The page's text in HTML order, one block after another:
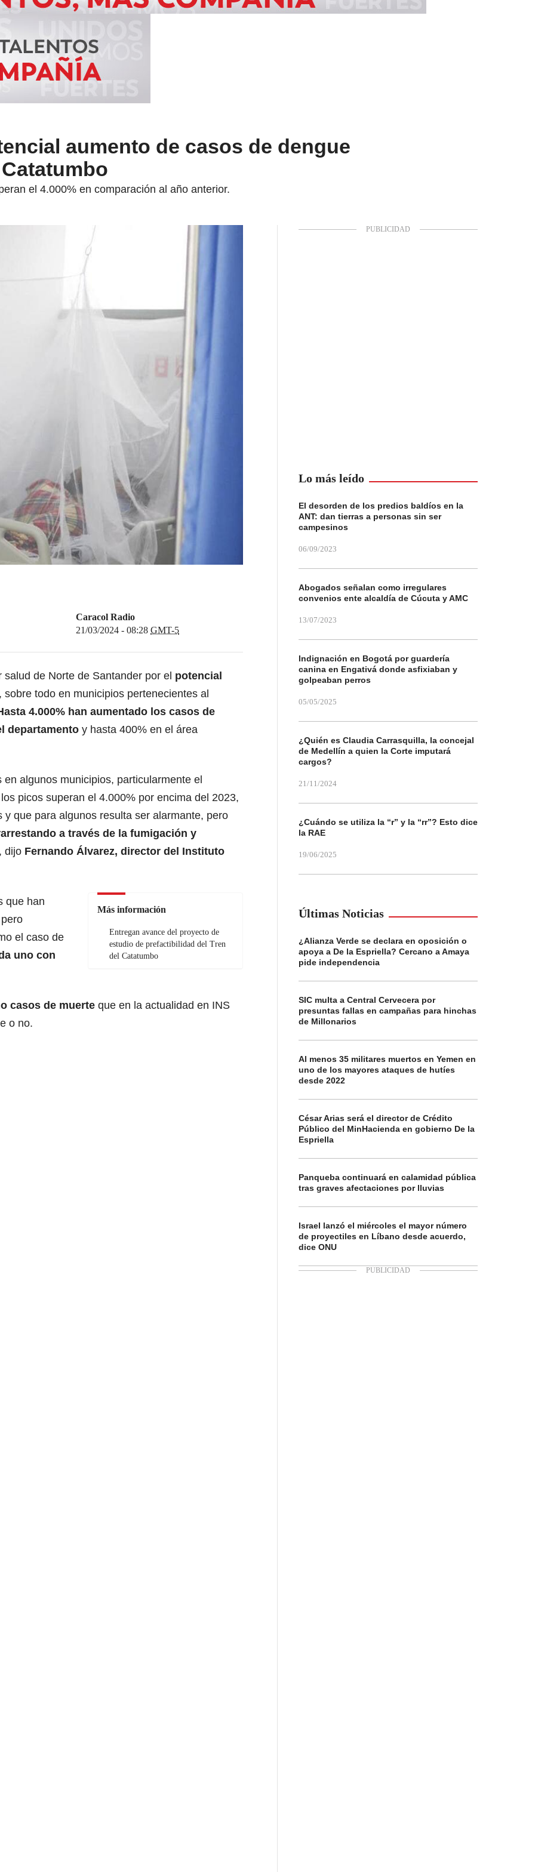
aumento de casos de dengue
el 4.000% en comparación al año anterior.
Caracol Radio
21/03/2024 - 08:28 GMT-5
de Norte de Santander por el potencial
, sobre todo en municipios pertenecientes al
4.000% han aumentado los casos de
departamento y hasta 400% en el área
algunos municipios, particularmente el
picos superan el 4.000% por encima del 2023,
que para algunos resulta ser alarmante, pero
a través de la fumigación y
dijo Fernando Álvarez, director del Instituto
Más información
Entregan avance del proyecto de
estudio de prefactibilidad del Tren
del Catatumbo
que han
el caso de
uno con
casos de muerte que en la actualidad en INS
o no.
Lo más leído
El desorden de los predios baldíos en la
ANT: dan tierras a personas sin ser
campesinos
06/09/2023
Abogados señalan como irregulares
convenios ente alcaldía de Cúcuta y AMC
13/07/2023
Indignación en Bogotá por guardería
canina en Engativá donde asfixiaban y
golpeaban perros
05/05/2025
¿Quién es Claudia Carrasquilla, la concejal
de Medellín a quien la Corte imputará
cargos?
21/11/2024
¿Cuándo se utiliza la “r” y la “rr”? Esto dice
la RAE
19/06/2025
Últimas Noticias
¿Alianza Verde se declara en oposición o
apoya a De la Espriella? Cercano a Amaya
pide independencia
SIC multa a Central Cervecera por
presuntas fallas en campañas para hinchas
de Millonarios
Al menos 35 militares muertos en Yemen en
uno de los mayores ataques de hutíes
desde 2022
César Arias será el director de Crédito
Público del MinHacienda en gobierno De la
Espriella
Panqueba continuará en calamidad pública
tras graves afectaciones por lluvias
Israel lanzó el miércoles el mayor número
de proyectiles en Líbano desde acuerdo,
dice ONU